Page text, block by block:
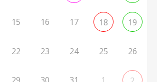
15 16 17 18 19
22 23 24 25 26